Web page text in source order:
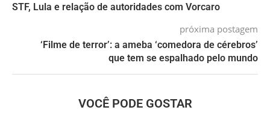
STF, Lula e relação de autoridades com Vorcaro
próxima postagem
‘Filme de terror’: a ameba ‘comedora de cérebros’
que tem se espalhado pelo mundo
VOCÊ PODE GOSTAR